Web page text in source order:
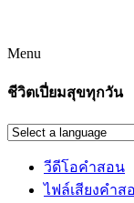
Menu
ชีวิตเปี่ยมสุขทุกวัน
วีดีโอคำสอน
ไฟล์เสียงคำส